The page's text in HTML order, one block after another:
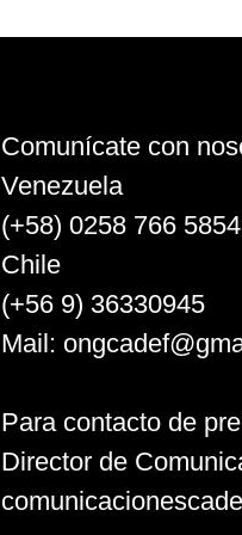
Comunícate con
Venezuela
(+58) 0258 766 5854
Chile
(+56 9) 36330945
Mail:
Para contacto de
Director de